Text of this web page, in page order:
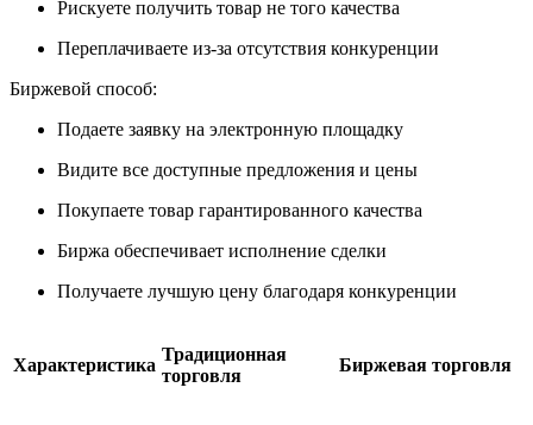
Рискуете получить товар не того качества
Переплачиваете из-за отсутствия конкуренции
Биржевой способ:
Подаете заявку на электронную площадку
Видите все доступные предложения и цены
Покупаете товар гарантированного качества
Биржа обеспечивает исполнение сделки
Получаете лучшую цену благодаря конкуренции
Характеристика
Традиционная
торговля
Биржевая торговля